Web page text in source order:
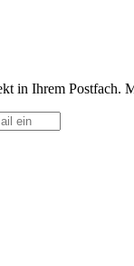
in Ihrem Postfach.